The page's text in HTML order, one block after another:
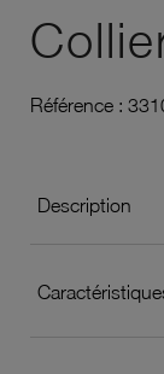
Référence :
Description